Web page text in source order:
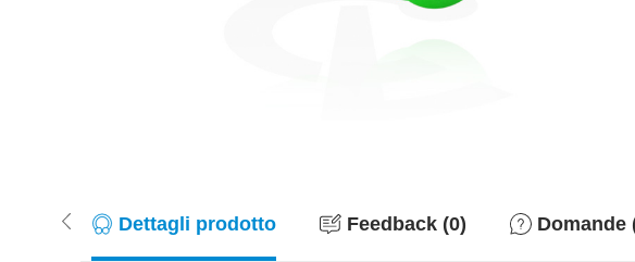
Dettagli prodotto Feedback (0) Domande